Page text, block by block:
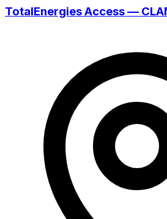
TotalEnergies Access —